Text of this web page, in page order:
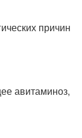
причин
авитаминоз,